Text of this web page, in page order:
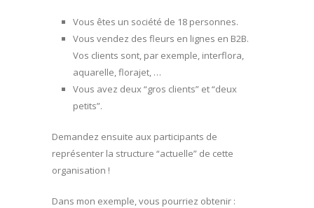
Vous êtes un société de 18 personnes.
Vous vendez des fleurs en lignes en B2B.
Vos clients sont, par exemple, interflora,
aquarelle, florajet, …
Vous avez deux “gros clients” et “deux
petits”.
Demandez ensuite aux participants de
représenter la structure “actuelle” de cette
organisation !
Dans mon exemple, vous pourriez obtenir :